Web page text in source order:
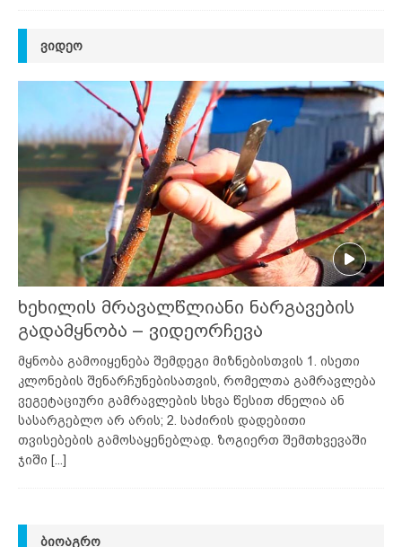
ᲕᲘᲓᲔᲝ
ხეხილის მრავალწლიანი ნარგავების
გადამყნობა – ვიდეორჩევა
მყნობა გამოიყენება შემდეგი მიზნებისთვის 1. ისეთი
კლონების შენარჩუნებისათვის, რომელთა გამრავლება
ვეგეტაციური გამრავლების სხვა წესით ძნელია ან
სასარგებლო არ არის; 2. საძირის დადებითი
თვისებების გამოსაყენებლად. ზოგიერთ შემთხვევაში
ჯიში [...]
ᲑᲘᲝᲐᲒᲠᲝ